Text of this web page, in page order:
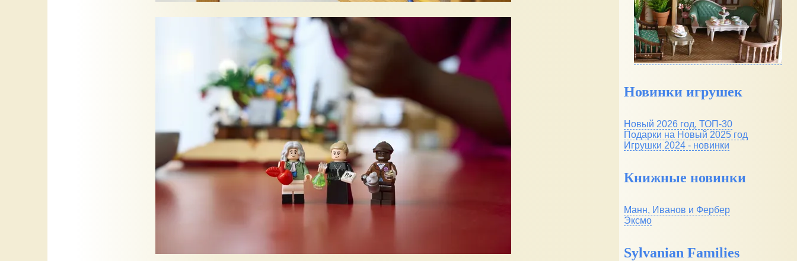
Новинки игрушек
Новый 2026 год, ТОП-30
Подарки на Новый 2025 год
Игрушки 2024 - новинки
Книжные новинки
Манн, Иванов и Фербер
Эксмо
Sylvanian Families